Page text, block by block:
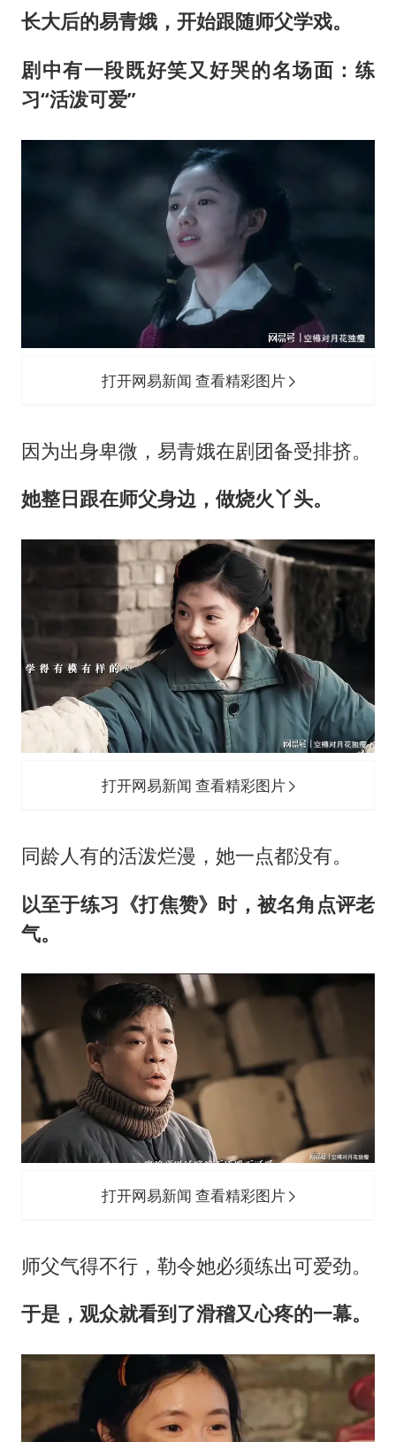
长大后的易青娥，开始跟随师父学戏。
剧中有一段既好笑又好哭的名场面：练
习“活泼可爱”
打开网易新闻 查看精彩图片
因为出身卑微，易青娥在剧团备受排挤。
她整日跟在师父身边，做烧火丫头。
打开网易新闻 查看精彩图片
同龄人有的活泼烂漫，她一点都没有。
以至于练习《打焦赞》时，被名角点评老
气。
打开网易新闻 查看精彩图片
师父气得不行，勒令她必须练出可爱劲。
于是，观众就看到了滑稽又心疼的一幕。